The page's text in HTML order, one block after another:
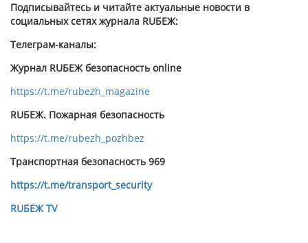
Подписывайтесь и читайте актуальные новости в
социальных сетях журнала RUБЕЖ:
Телеграм-каналы:
Журнал RUБЕЖ безопасность online
https://t.me/rubezh_magazine
RUБЕЖ. Пожарная безопасность
https://t.me/rubezh_pozhbez
Транспортная безопасность 969
https://t.me/transport_security
RUБЕЖ TV